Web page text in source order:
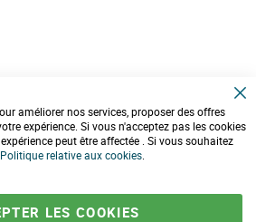
o
o
améliorer nos services, proposer des offres
expérience. Si vous n'acceptez pas les cookies
peut être affectée . Si vous souhaitez
Politique relative aux cookies
LES COOKIES